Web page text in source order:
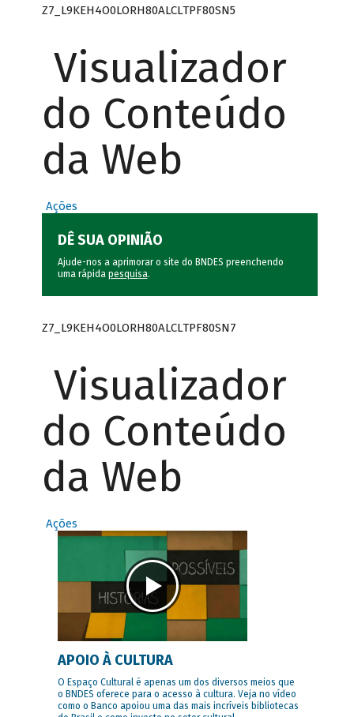
Z7_L9KEH4O0LORH80ALCLTPF80SN5
Visualizador
do Conteúdo
da Web
Ações
DÊ SUA OPINIÃO
Ajude-nos a aprimorar o site do BNDES preenchendo
uma rápida pesquisa.
Z7_L9KEH4O0LORH80ALCLTPF80SN7
Visualizador
do Conteúdo
da Web
Ações
APOIO À CULTURA
O Espaço Cultural é apenas um dos diversos meios que
o BNDES oferece para o acesso à cultura. Veja no vídeo
como o Banco apoiou uma das mais incríveis bibliotecas